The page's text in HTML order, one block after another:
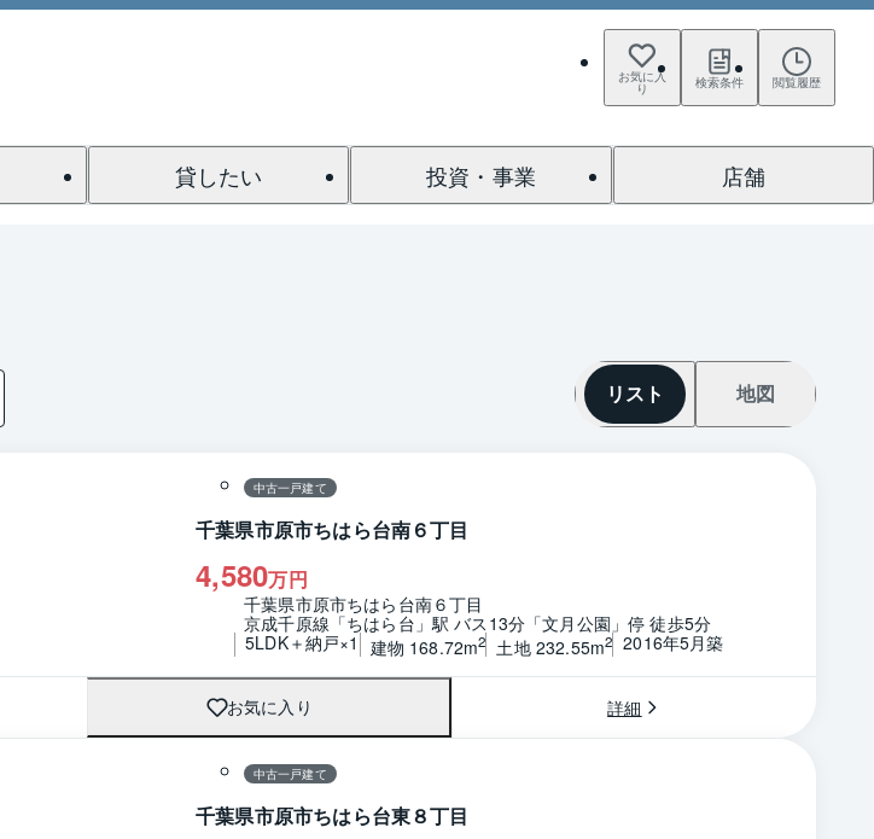
お気に入
り 検索条件 閲覧履歴
貸したい 投資・事業 店舗
リスト 地図
中古一戸建て
千葉県市原市ちはら台南６丁目
4,580万円
千葉県市原市ちはら台南６丁目
京成千原線「ちはら台」駅 バス13分「文月公園」停 徒歩5分
5LDK＋納戸×1
建物 168.72m2 土地 232.55m2 2016年5月築
お気に入り 詳細
中古一戸建て
千葉県市原市ちはら台東８丁目